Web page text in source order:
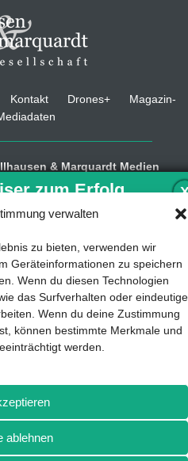
verwalten
zu bieten, verwenden wir
Geräteinformationen zu speichern
Wenn du diesen Technologien
das Surfverhalten oder eindeutige
Wenn du deine Zustimmung
können bestimmte Merkmale und
werden.
ablehnen
Kontakt Drones+
Magazin-
& Marquardt Medien
SPEISEKAMMER
FlugModell
& Details TEDDYS kreativ
zum Erfolg
Geschäftsmodells sind für
unverzichtbar. Das
Model Canvas hilft, sich dabei auf
zu konzentrieren und stets
zu behalten, worauf es wirklich
für KMU herunter: „Vom Produkt